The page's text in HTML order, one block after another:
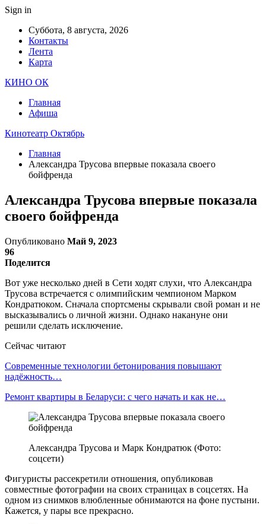
Sign in
Суббота, 8 августа, 2026
Контакты
Лента
Карта
КИНО ОК
Главная
Афиша
Кинотеатр Октябрь
Главная
Александра Трусова впервые показала своего
бойфренда
Александра Трусова впервые показала
своего бойфренда
Опубликовано Май 9, 2023
96
Поделится
Вот уже несколько дней в Сети ходят слухи, что Александра
Трусова встречается с олимпийским чемпионом Марком
Кондратюком. Сначала спортсмены скрывали свой роман и не
высказывались о личной жизни. Однако накануне они
решили сделать исключение.
Сейчас читают
Современные технологии бетонирования повышают
надёжность…
Ремонт квартиры в Беларуси: с чего начать и как не…
Александра Трусова и Марк Кондратюк (Фото:
соцсети)
Фигуристы рассекретили отношения, опубликовав
совместные фотографии на своих страницах в соцсетях. На
одном из снимков влюбленные обнимаются на фоне пустыни.
Кажется, у пары все прекрасно.